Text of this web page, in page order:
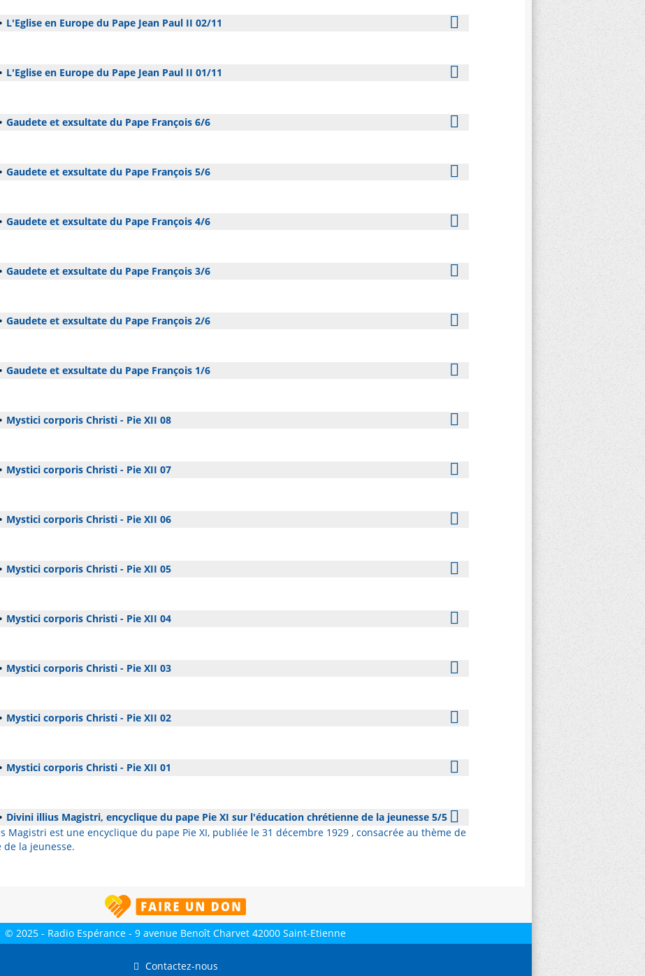
L'Eglise en Europe du Pape Jean Paul II 02/11
L'Eglise en Europe du Pape Jean Paul II 01/11
Gaudete et exsultate du Pape François 6/6
Gaudete et exsultate du Pape François 5/6
Gaudete et exsultate du Pape François 4/6
Gaudete et exsultate du Pape François 3/6
Gaudete et exsultate du Pape François 2/6
Gaudete et exsultate du Pape François 1/6
Mystici corporis Christi - Pie XII 08
Mystici corporis Christi - Pie XII 07
Mystici corporis Christi - Pie XII 06
Mystici corporis Christi - Pie XII 05
Mystici corporis Christi - Pie XII 04
Mystici corporis Christi - Pie XII 03
Mystici corporis Christi - Pie XII 02
Mystici corporis Christi - Pie XII 01
Divini illius Magistri, encyclique du pape Pie XI sur l'éducation chrétienne de la jeunesse 5/5
est une encyclique du pape Pie XI, publiée le 31 décembre 1929 , consacrée au thème de
la jeunesse.
© 2025 - Radio Espérance - 9 avenue Benoît Charvet 42000 Saint-Etienne
Contactez-nous